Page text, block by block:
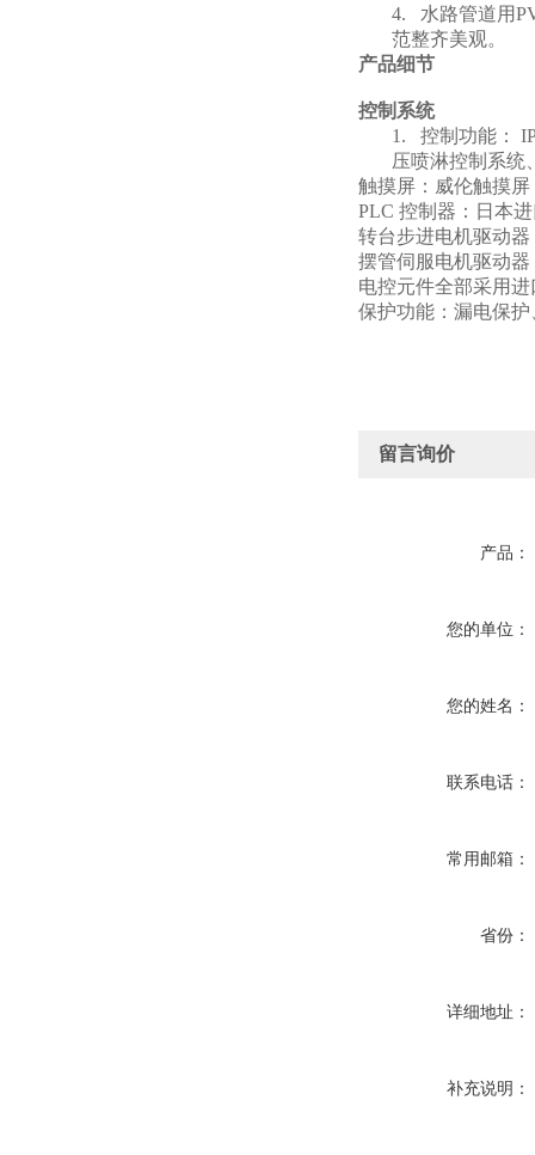
4. 水路管道用
范整齐美观。
产品细节
控制系统
1. 控制功能：
压喷淋控制系统
触摸屏：威伦触摸
PLC 控制器：日本
转台步进电机驱动器
摆管伺服电机驱动
电控元件全部采用
保护功能：漏电保
留言询价
产品：
您的单位：
您的姓名：
联系电话：
常用邮箱：
省份：
详细地址：
补充说明：